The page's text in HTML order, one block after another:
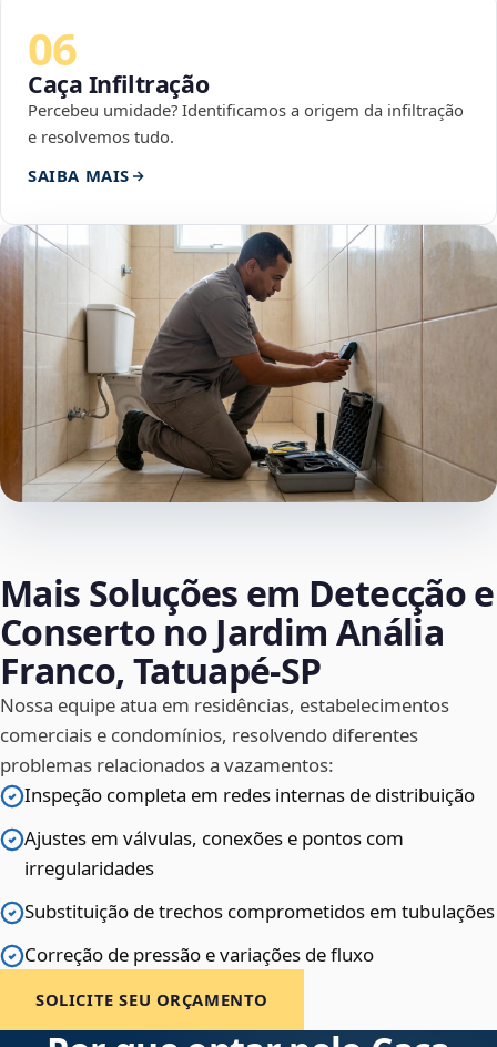
06
Caça Infiltração
Percebeu umidade? Identificamos a origem da infiltração
e resolvemos tudo.
SAIBA MAIS
Mais Soluções em Detecção e
Conserto no Jardim Anália
Franco, Tatuapé‑SP
Nossa equipe atua em residências, estabelecimentos
comerciais e condomínios, resolvendo diferentes
problemas relacionados a vazamentos:
Inspeção completa em redes internas de distribuição
Ajustes em válvulas, conexões e pontos com
irregularidades
Substituição de trechos comprometidos em tubulações
Correção de pressão e variações de fluxo
SOLICITE SEU ORÇAMENTO